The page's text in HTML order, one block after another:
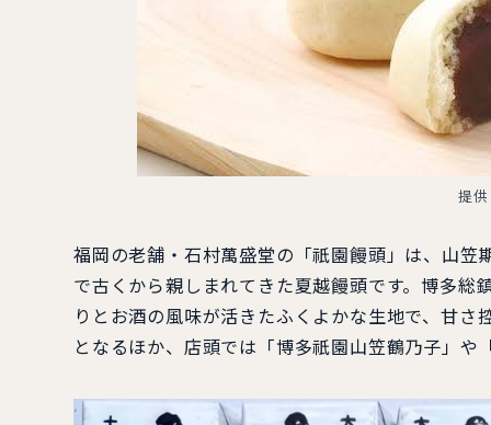
提
福岡の老舗・石村萬盛堂の「祇園饅頭」は、山
で古くから親しまれてきた夏越饅頭です。博多総
りとお酒の風味が活きたふくよかな生地で、甘
となるほか、店頭では「博多祇園山笠鶴乃子」